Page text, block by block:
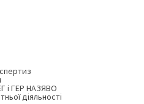
і ГЕР НАЗЯВО
діяльності